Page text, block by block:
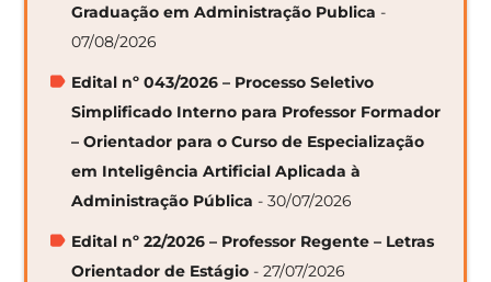
Graduação em Administração Publica -
07/08/2026
Edital nº 043/2026 – Processo Seletivo
Simplificado Interno para Professor Formador
– Orientador para o Curso de Especialização
em Inteligência Artificial Aplicada à
Administração Pública - 30/07/2026
Edital nº 22/2026 – Professor Regente – Letras
Orientador de Estágio - 27/07/2026